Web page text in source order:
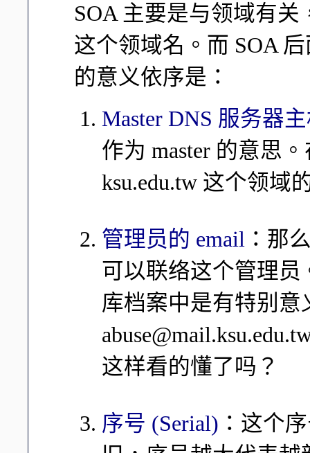
SOA 主要是与领域有关
这个领域名。而 SOA
的意义依序是：
Master DNS 服务器
作为 master 的意思
ksu.edu.tw 这个领域
管理员的 email ：那
可以联络这个管理员
库档案中是有特别
这样看的懂了吗？
序号 (Serial) ：这个